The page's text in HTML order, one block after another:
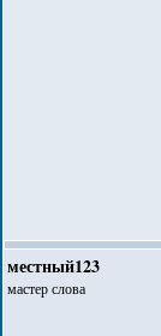
местный123
мастер слова